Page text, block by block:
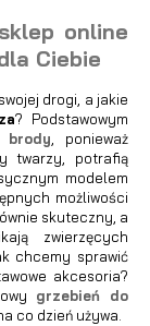
online
Ciebie
drogi, a jakie
? Podstawowym
, ponieważ
twarzy, potrafią
modelem
możliwości
skuteczny, a
zwierzęcych
chcemy sprawić
akcesoria?
grzebień do
co dzień używa.